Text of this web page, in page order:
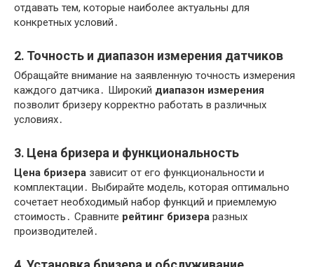
отдавать тем, которые наиболее актуальны для
конкретных условий․
2․ Точность и диапазон измерения датчиков
Обращайте внимание на заявленную точность измерения
каждого датчика․ Широкий диапазон измерения
позволит бризеру корректно работать в различных
условиях․
3․ Цена бризера и функциональность
Цена бризера зависит от его функциональности и
комплектации․ Выбирайте модель, которая оптимально
сочетает необходимый набор функций и приемлемую
стоимость․ Сравните рейтинг бризера разных
производителей․